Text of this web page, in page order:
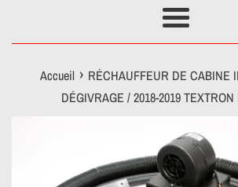
Menu
Accueil › RÉCHAUFFEUR DE CABINE
DÉGIVRAGE / 2018-2019